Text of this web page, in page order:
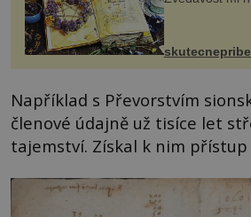
jsem si z nich
na chalupě se
změnil v děsivý
Například s Převorstvím
členové údajně už tisíce let
tajemství. Získal k nim přístup